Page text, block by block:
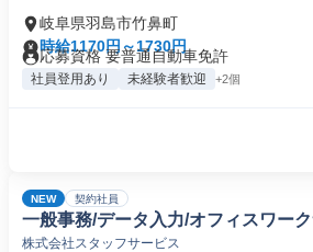
岐阜県羽島市竹鼻町
時給1170円～1730円
応募資格 要普通自動車免許
社員登用あり 未経験者歓迎 +2個
NEW 契約社員
一般事務/データ入力/オフィスワー
株式会社スタッフサービス